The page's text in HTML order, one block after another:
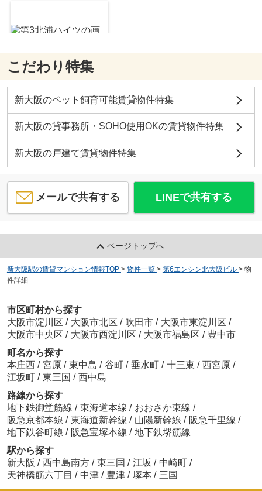
ローソン 東三国一丁目
約151m／2分
ミニストップ 東三国
約236m／3分
新大阪歯科技工士専門学校
約374m／5分
エスリード大阪グランゲート
7.3万 円 / 1K
こだわり特集
新大阪のペット飼育可能賃貸物件特集
新大阪の貸事務所・SOHO使用OKの賃貸物件特集
新大阪の戸建て賃貸物件特集
メールで共有する LINEで共有する
ページトップへ
新大阪駅の賃貸マンション情報TOP > 物件一覧 > 第6エンシン北大阪ビル > 物
件詳細
市区町村から探す
大阪市淀川区 / 大阪市北区 / 吹田市 / 大阪市東淀川区 /
大阪市中央区 / 大阪市西淀川区 / 大阪市福島区 / 豊中市
町名から探す
本庄西 / 宮原 / 東中島 / 谷町 / 垂水町 / 十三東 / 西宮原 /
江坂町 / 東三国 / 西中島
路線から探す
地下鉄御堂筋線 / 東海道本線 / おおさか東線 /
阪急京都本線 / 東海道新幹線 / 山陽新幹線 / 阪急千里線 /
地下鉄谷町線 / 阪急宝塚本線 / 地下鉄堺筋線
駅から探す
新大阪 / 西中島南方 / 東三国 / 江坂 / 中崎町 /
天神橋筋六丁目 / 中津 / 豊津 / 塚本 / 三国